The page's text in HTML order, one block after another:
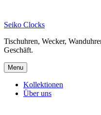
content
Seiko Clocks
Tischuhren, Wecker,
Geschäft.
Menu
Kollektionen
Über uns